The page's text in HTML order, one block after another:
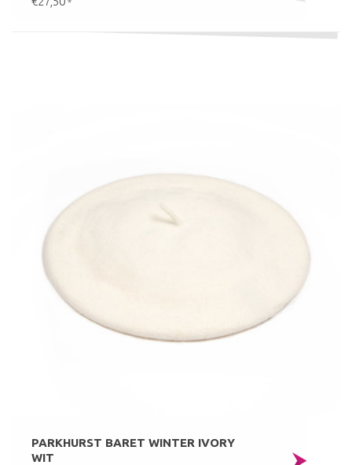
PARKHURST BARET WINTER IVORY
WIT